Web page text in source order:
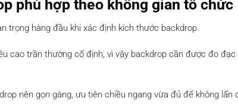
phù hợp theo không gian tổ chức
trọng hàng đầu khi xác định kích thước backdrop.
cao trần thường cố định, vì vậy backdrop cần được đo
nên gọn gàng, ưu tiên chiều ngang vừa đủ để không lấn